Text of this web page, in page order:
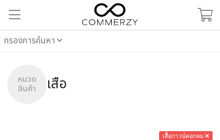
กรองการค้นหา
เสื้อ
เสื้อกาวน์คอกลม